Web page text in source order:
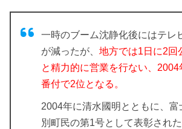
一時のブーム沈静化後にはテレ
が減ったが、 地方では1日に2回
と精力的に営業を行ない、
番付で2位となる。
2004年に清水國明とともに、
別町民の第1号として表彰された